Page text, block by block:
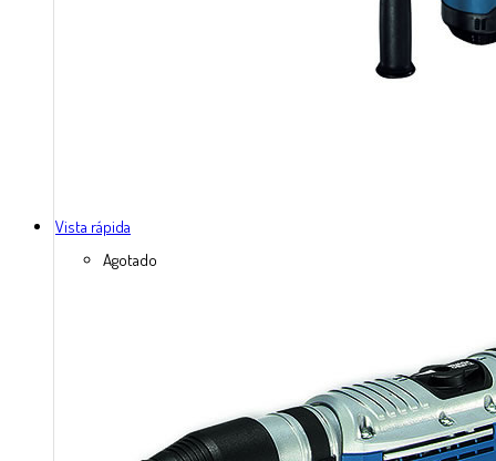
Vista rápida
Agotado